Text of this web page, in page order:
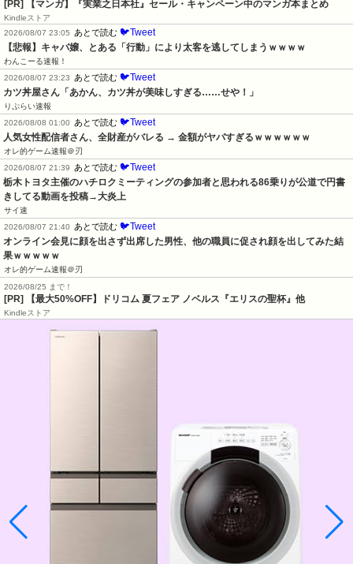
[PR] 【マンガ】『実業之日本社』セール・キャンペーン中のマンガ本まとめ
Kindleストア
2026/08/07 23:05
あとで読む 🐦Tweet
【悲報】キャバ嬢、とある「行動」により太客を逃してしまうｗｗｗｗ
わんこーる速報！
2026/08/07 23:23
あとで読む 🐦Tweet
カツ丼屋さん「あかん、カツ丼が美味しすぎる……せや！」
りぷらい速報
2026/08/08 01:00
あとで読む 🐦Tweet
人気女性配信者さん、全財産がバレる → 金額がヤバすぎるｗｗｗｗｗｗ
オレ的ゲーム速報＠刃
2026/08/07 21:39
あとで読む 🐦Tweet
栃木トヨタ主催のハチロクミーティングの参加者と思われる86乗りが公道で円書
きしてる動画を投稿→大炎上
サイ速
2026/08/07 21:40
あとで読む 🐦Tweet
オンライン会見に顔を出さず出席した男性、他の職員に促され顔を出してみた結
果ｗｗｗｗｗ
オレ的ゲーム速報＠刃
2026/08/25 まで！
[PR] 【最大50%OFF】ドリコム 夏フェア ノベルス『エリスの聖杯』他
Kindleストア